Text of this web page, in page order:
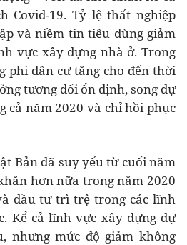
Covid-19. Tỷ lệ thất nghiệp
và niềm tin tiêu dùng giảm
vực xây dựng nhà ở. Trong
phi dân cư tăng cho đến thời
tương đối ổn định, song dự
cả năm 2020 và chỉ hồi phục
Bản đã suy yếu từ cuối năm
hơn nữa trong năm 2020
đầu tư trì trệ trong các lĩnh
Kể cả lĩnh vực xây dựng dự
nhưng mức độ giảm không